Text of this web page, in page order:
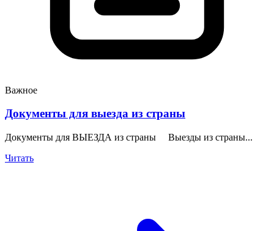
Важное
Документы для выезда из страны
Документы для ВЫЕЗДА из страны Выезды из страны...
Читать